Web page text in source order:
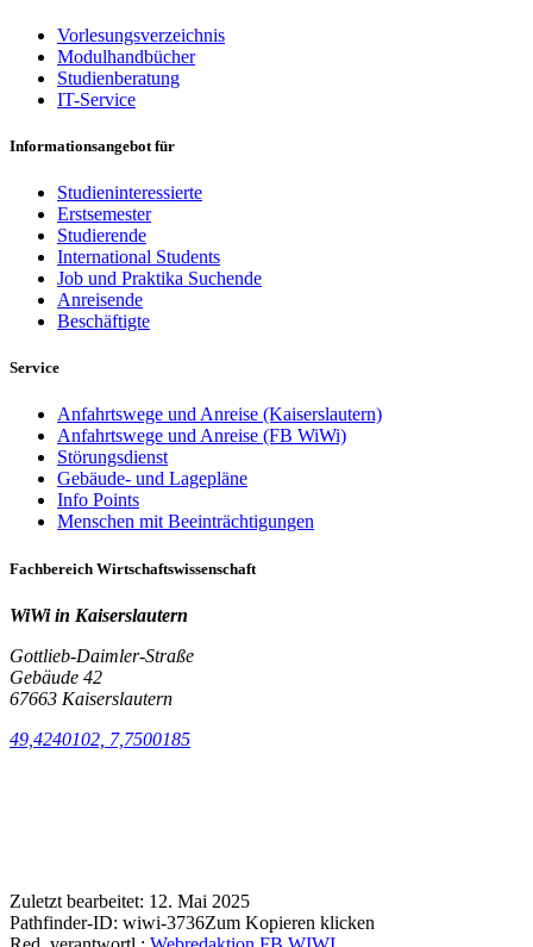
Vorlesungsverzeichnis
Modulhandbücher
Studienberatung
IT-Service
Informationsangebot für
Studieninteressierte
Erstsemester
Studierende
International Students
Job und Praktika Suchende
Anreisende
Beschäftigte
Service
Anfahrtswege und Anreise (Kaiserslautern)
Anfahrtswege und Anreise (FB WiWi)
Störungsdienst
Gebäude- und Lagepläne
Info Points
Menschen mit Beeinträchtigungen
Fachbereich Wirtschaftswissenschaft
WiWi in Kaiserslautern
Gottlieb-Daimler-Straße
Gebäude 42
67663 Kaiserslautern
49,4240102, 7,7500185
Zuletzt bearbeitet: 12. Mai 2025
Pathfinder-ID: wiwi-3736Zum Kopieren klicken